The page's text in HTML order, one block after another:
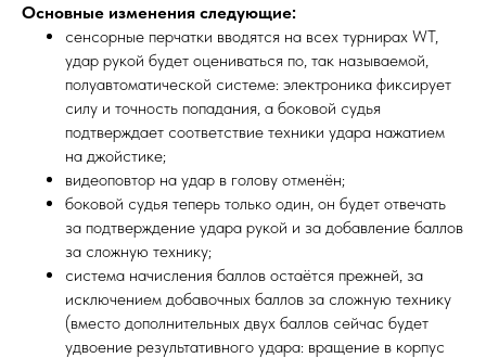
Основные изменения следующие:
сенсорные перчатки вводятся на всех турнирах WT,
удар рукой будет оцениваться по, так называемой,
полуавтоматической системе: электроника фиксирует
силу и точность попадания, а боковой судья
подтверждает соответствие техники удара нажатием
на джойстике;
видеоповтор на удар в голову отменён;
боковой судья теперь только один, он будет отвечать
за подтверждение удара рукой и за добавление баллов
за сложную технику;
система начисления баллов остаётся прежней, за
исключением добавочных баллов за сложную технику
(вместо дополнительных двух баллов сейчас будет
удвоение результативного удара: вращение в корпус